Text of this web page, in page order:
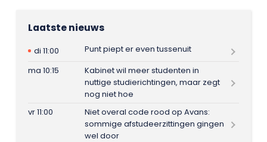
Laatste nieuws
di 11:00
Punt piept er even tussenuit
ma 10:15
Kabinet wil meer studenten in
nuttige studierichtingen, maar zegt
nog niet hoe
vr 11:00
Niet overal code rood op Avans:
sommige afstudeerzittingen gingen
wel door